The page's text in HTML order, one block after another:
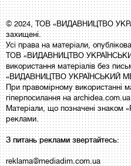
© 2024, ТОВ «ВИДАВНИЦТВО
захищені.
Усі права на матеріали,
ТОВ «ВИДАВНИЦТВО
використання матеріалів без
«ВИДАВНИЦТВО УКРАЇНСЬКИЙ
При правомірному використанні
гіперпосилання на
Матеріали, що позначені знаком
реклами.
З питань реклами звертайтесь:
reklama@mediadim.com.ua